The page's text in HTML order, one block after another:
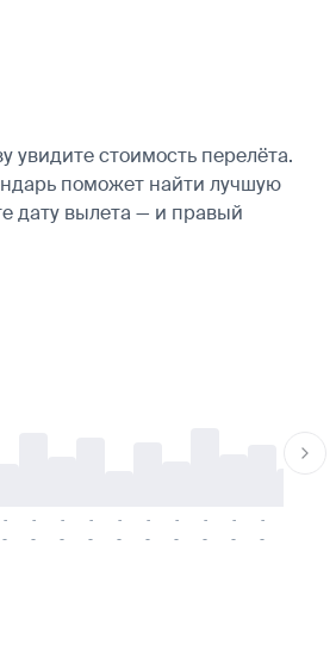
стоимость перелёта.
поможет найти лучшую
дату вылета — и правый
-
-
-
-
-
-
-
-
-
-
-
-
-
-
-
-
-
-
-
-